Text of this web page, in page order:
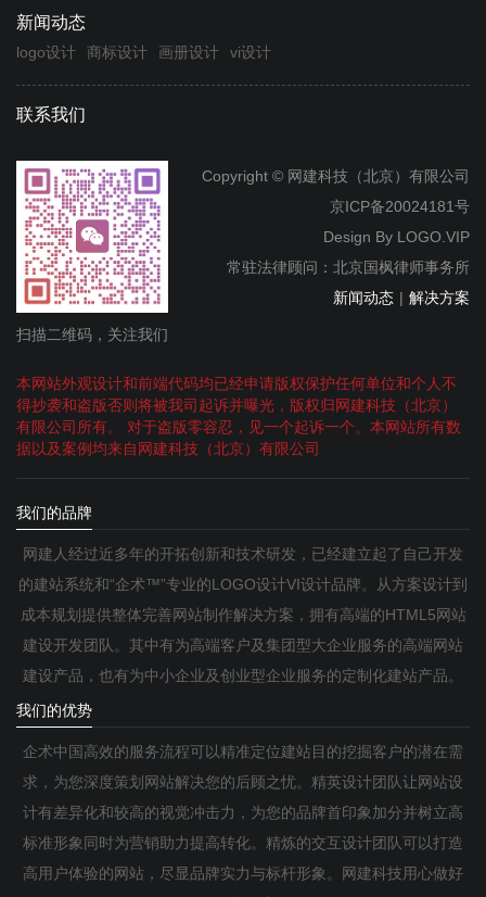
新闻动态
logo设计 商标设计 画册设计 vi设计
联系我们
扫描二维码，关注我们
Copyright © 网建科技（北京）有限公司
京ICP备20024181号
Design By LOGO.VIP
常驻法律顾问：北京国枫律师事务所
新闻动态 | 解决方案
本网站外观设计和前端代码均已经申请版权保护任何单位和个人不
得抄袭和盗版否则将被我司起诉并曝光，版权归网建科技（北京）
有限公司所有。 对于盗版零容忍，见一个起诉一个。本网站所有数
据以及案例均来自网建科技（北京）有限公司
我们的品牌
网建人经过近多年的开拓创新和技术研发，已经建立起了自己开发
的建站系统和“企术™”专业的LOGO设计VI设计品牌。从方案设计到
成本规划提供整体完善网站制作解决方案，拥有高端的HTML5网站
建设开发团队。其中有为高端客户及集团型大企业服务的高端网站
建设产品，也有为中小企业及创业型企业服务的定制化建站产品。
我们的优势
企术中国高效的服务流程可以精准定位建站目的挖掘客户的潜在需
求，为您深度策划网站解决您的后顾之忧。精英设计团队让网站设
计有差异化和较高的视觉冲击力，为您的品牌首印象加分并树立高
标准形象同时为营销助力提高转化。精炼的交互设计团队可以打造
高用户体验的网站，尽显品牌实力与标杆形象。网建科技用心做好